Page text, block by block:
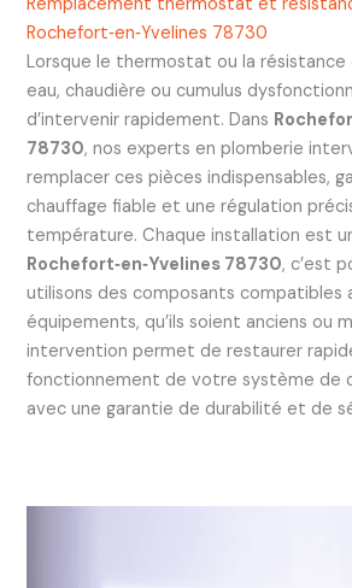
Rochefort‑en‑Yvelines 78730
Lorsque le thermostat ou la
eau, chaudière ou cumulus
d’intervenir rapidement. Dans
78730, nos experts en plomberie
remplacer ces pièces indispensables,
chauffage fiable et une régulation
température. Chaque installation est
Rochefort‑en‑Yvelines 78730, c’est
utilisons des composants compatibles
équipements, qu’ils soient anciens ou
intervention permet de restaurer
fonctionnement de votre système de
avec une garantie de durabilité et de